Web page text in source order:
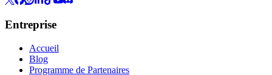
Entreprise
Accueil
Blog
Programme de Partenaires